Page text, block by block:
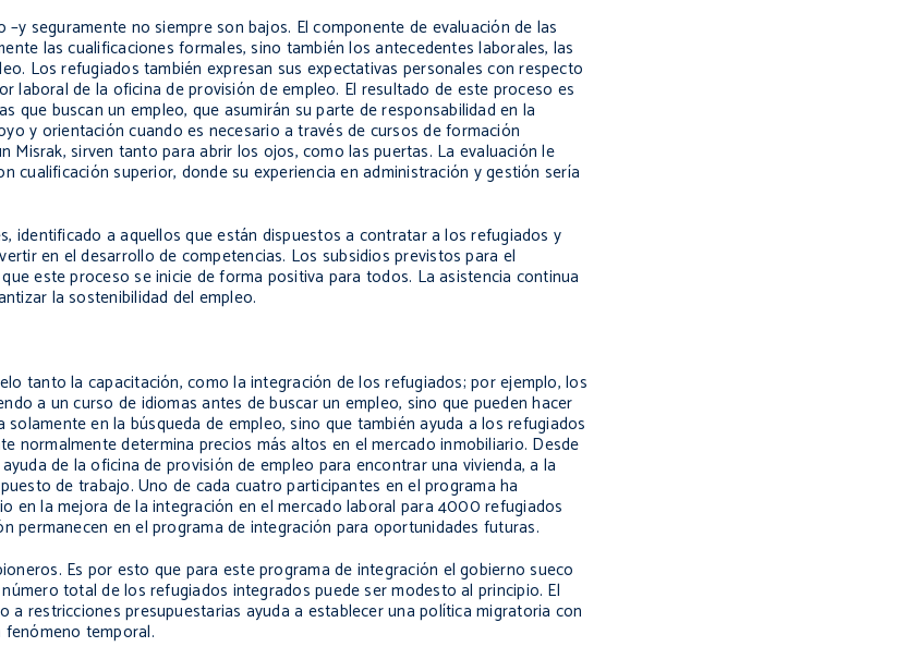
seguramente no siempre son bajos. El componente de evaluación de las
las cualificaciones formales, sino también los antecedentes laborales, las
Los refugiados también expresan sus expectativas personales con respecto
laboral de la oficina de provisión de empleo. El resultado de este proceso es
buscan un empleo, que asumirán su parte de responsabilidad en la
y orientación cuando es necesario a través de cursos de formación
Misrak, sirven tanto para abrir los ojos, como las puertas. La evaluación le
cualificación superior, donde su experiencia en administración y gestión sería
identificado a aquellos que están dispuestos a contratar a los refugiados y
en el desarrollo de competencias. Los subsidios previstos para el
este proceso se inicie de forma positiva para todos. La asistencia continua
la sostenibilidad del empleo.
tanto la capacitación, como la integración de los refugiados; por ejemplo, los
a un curso de idiomas antes de buscar un empleo, sino que pueden hacer
en la búsqueda de empleo, sino que también ayuda a los refugiados
normalmente determina precios más altos en el mercado inmobiliario. Desde
de la oficina de provisión de empleo para encontrar una vivienda, a la
de trabajo. Uno de cada cuatro participantes en el programa ha
en la mejora de la integración en el mercado laboral para 4000 refugiados
permanecen en el programa de integración para oportunidades futuras.
Es por esto que para este programa de integración el gobierno sueco
total de los refugiados integrados puede ser modesto al principio. El
restricciones presupuestarias ayuda a establecer una política migratoria con
temporal.